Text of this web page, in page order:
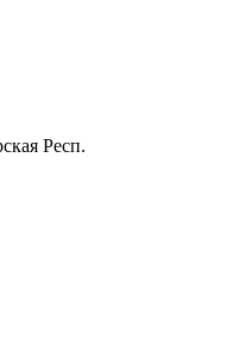
Респ.